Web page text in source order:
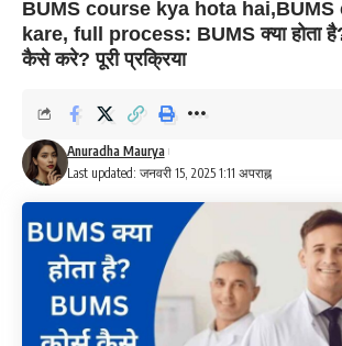
BUMS course kya hota
kare, full process: BUMS क्या होता
कैसे करे? पूरी प्रक्रिया
Last updated: जनवरी 15, 2025 1:11 अपराह्न
Anuradha Maurya